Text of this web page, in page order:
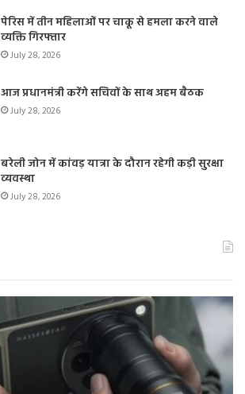
पेरिस में तीन महिलाओं पर चाकू से हमला करने वाले
व्यक्ति गिरफ्तार
July 28, 2026
आज प्रधानमंत्री करेंगे सचिवों के साथ अहम बैठक
July 28, 2026
बरेली जोन में कांवड़ यात्रा के दौरान रहेगी कड़ी सुरक्षा
व्यवस्था
July 28, 2026